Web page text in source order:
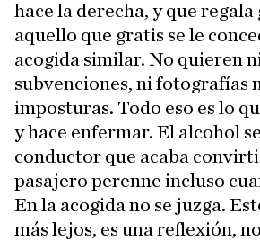
hace la derecha, y que
aquello que gratis se le
acogida similar. No quieren
subvenciones, ni fotografías
imposturas. Todo eso es lo
y hace enfermar. El alcohol
conductor que acaba
pasajero perenne incluso
En la acogida no se juzga.
más lejos, es una reflexión,